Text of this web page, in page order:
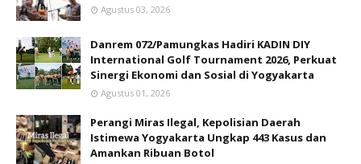
Agustus 03, 2026
Danrem 072/Pamungkas Hadiri KADIN DIY
International Golf Tournament 2026, Perkuat
Sinergi Ekonomi dan Sosial di Yogyakarta
Agustus 01, 2026
Perangi Miras Ilegal, Kepolisian Daerah
Istimewa Yogyakarta Ungkap 443 Kasus dan
Amankan Ribuan Botol